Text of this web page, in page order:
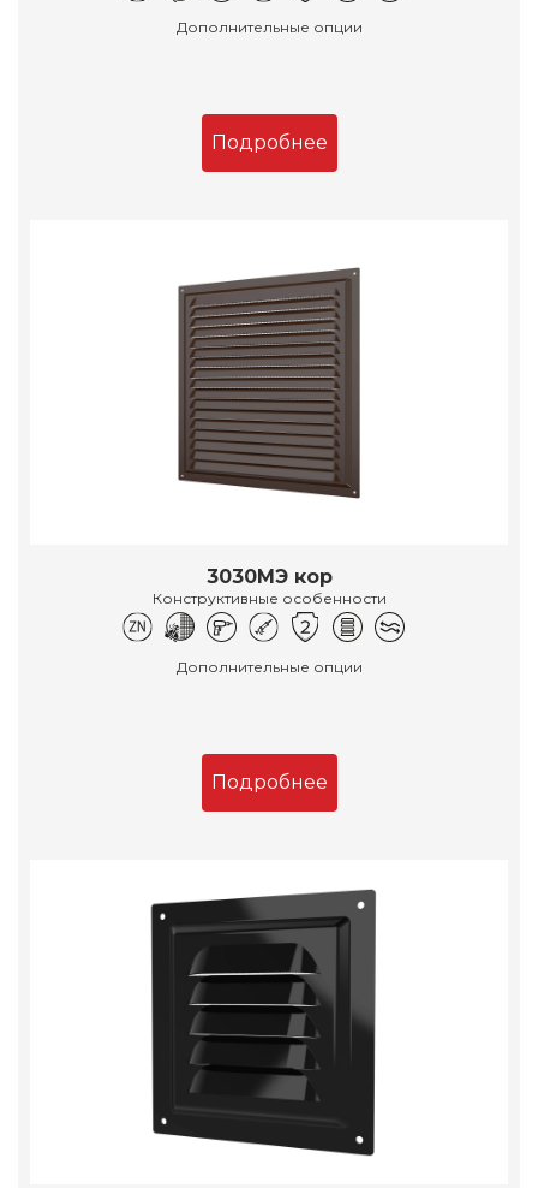
Дополнительные опции
Подробнее
3030МЭ кор
Конструктивные особенности
Дополнительные опции
Подробнее